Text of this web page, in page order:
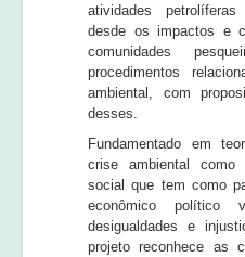
atividades
desde os impactos e
comunidades
procedimentos
ambiental, com
desses.
Fundamentado em
crise ambiental
social que tem como
econômico político
desigualdades e
projeto reconhece as